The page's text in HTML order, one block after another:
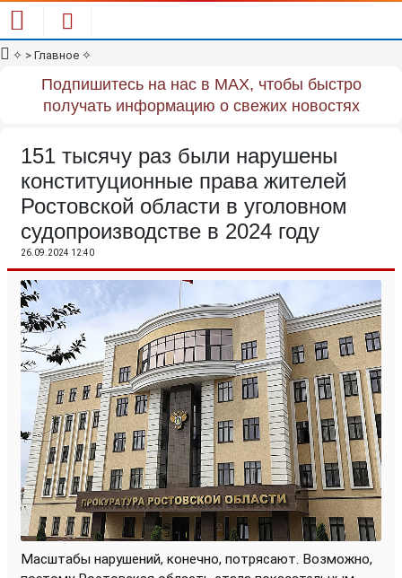
✧ > Главное ✧
Подпишитесь на нас в MAX, чтобы быстро
получать информацию о свежих новостях
151 тысячу раз были нарушены
конституционные права жителей
Ростовской области в уголовном
судопроизводстве в 2024 году
26.09.2024 12:40
Масштабы нарушений, конечно, потрясают. Возможно,